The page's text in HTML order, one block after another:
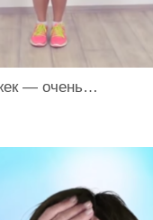
— очень…